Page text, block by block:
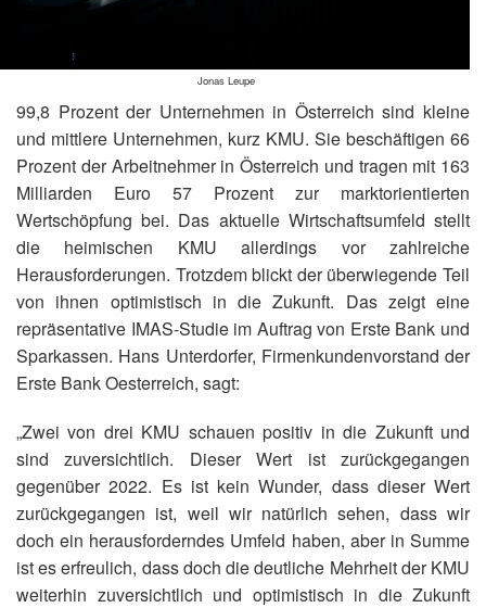
Jonas Leupe
99,8 Prozent der Unternehmen in Österreich sind kleine
und mittlere Unternehmen, kurz KMU. Sie beschäftigen 66
Prozent der Arbeitnehmer in Österreich und tragen mit 163
Milliarden Euro 57 Prozent zur marktorientierten
Wertschöpfung bei. Das aktuelle Wirtschaftsumfeld stellt
die heimischen KMU allerdings vor zahlreiche
Herausforderungen. Trotzdem blickt der überwiegende Teil
von ihnen optimistisch in die Zukunft. Das zeigt eine
repräsentative IMAS-Studie im Auftrag von Erste Bank und
Sparkassen. Hans Unterdorfer, Firmenkundenvorstand der
Erste Bank Oesterreich, sagt:
„Zwei von drei KMU schauen positiv in die Zukunft und
sind zuversichtlich. Dieser Wert ist zurückgegangen
gegenüber 2022. Es ist kein Wunder, dass dieser Wert
zurückgegangen ist, weil wir natürlich sehen, dass wir
doch ein herausforderndes Umfeld haben, aber in Summe
ist es erfreulich, dass doch die deutliche Mehrheit der KMU
weiterhin zuversichtlich und optimistisch in die Zukunft